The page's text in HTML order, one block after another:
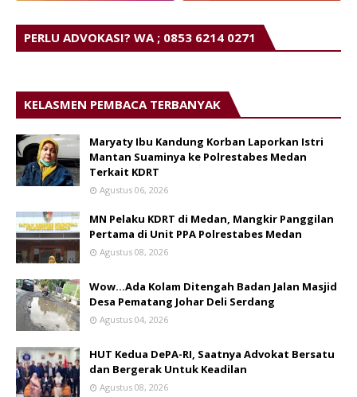
PERLU ADVOKASI? WA ; 0853 6214 0271
KELASMEN PEMBACA TERBANYAK
Maryaty Ibu Kandung Korban Laporkan Istri
Mantan Suaminya ke Polrestabes Medan
Terkait KDRT
Agustus 06, 2026
MN Pelaku KDRT di Medan, Mangkir Panggilan
Pertama di Unit PPA Polrestabes Medan
Agustus 08, 2026
Wow...Ada Kolam Ditengah Badan Jalan Masjid
Desa Pematang Johar Deli Serdang
Agustus 04, 2026
HUT Kedua DePA-RI, Saatnya Advokat Bersatu
dan Bergerak Untuk Keadilan
Agustus 08, 2026